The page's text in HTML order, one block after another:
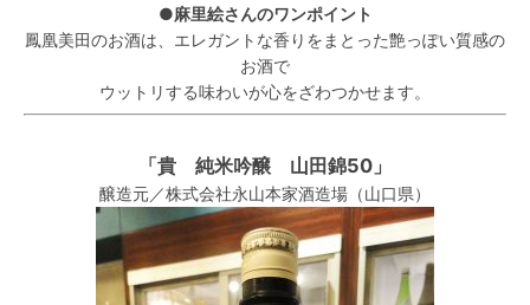
●麻里絵さんのワンポイント
鳳凰美田のお酒は、エレガントな香りをまとった艶っぽい質感の
お酒で
ウットリする味わいが心をざわつかせます。
「貴 純米吟醸 山田錦50」
醸造元／株式会社永山本家酒造場（山口県）